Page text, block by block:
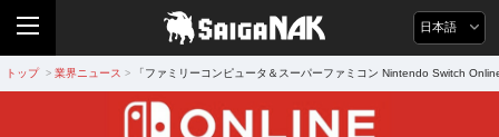
日本語
トップ > 業界ニュース > 「ファミリーコンピュータ＆スーパーファミコン Nintendo Switch